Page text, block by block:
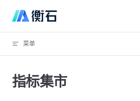
Skip to content
菜单
指标集市